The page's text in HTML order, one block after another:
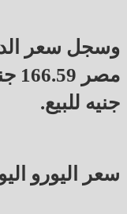
وسجل سعر
جنيه للبيع.
سعر اليورو